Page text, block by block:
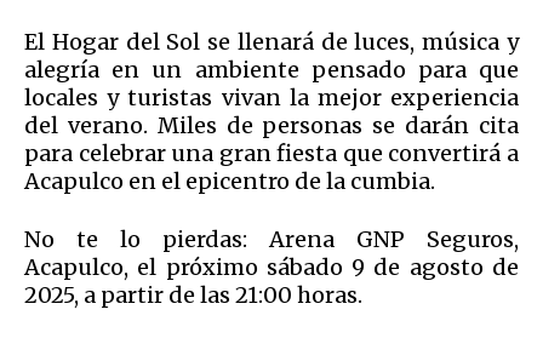
El Hogar del Sol se llenará de luces, música y
alegría en un ambiente pensado para que
locales y turistas vivan la mejor experiencia
del verano. Miles de personas se darán cita
para celebrar una gran fiesta que convertirá a
Acapulco en el epicentro de la cumbia.
No te lo pierdas: Arena GNP Seguros,
Acapulco, el próximo sábado 9 de agosto de
2025, a partir de las 21:00 horas.